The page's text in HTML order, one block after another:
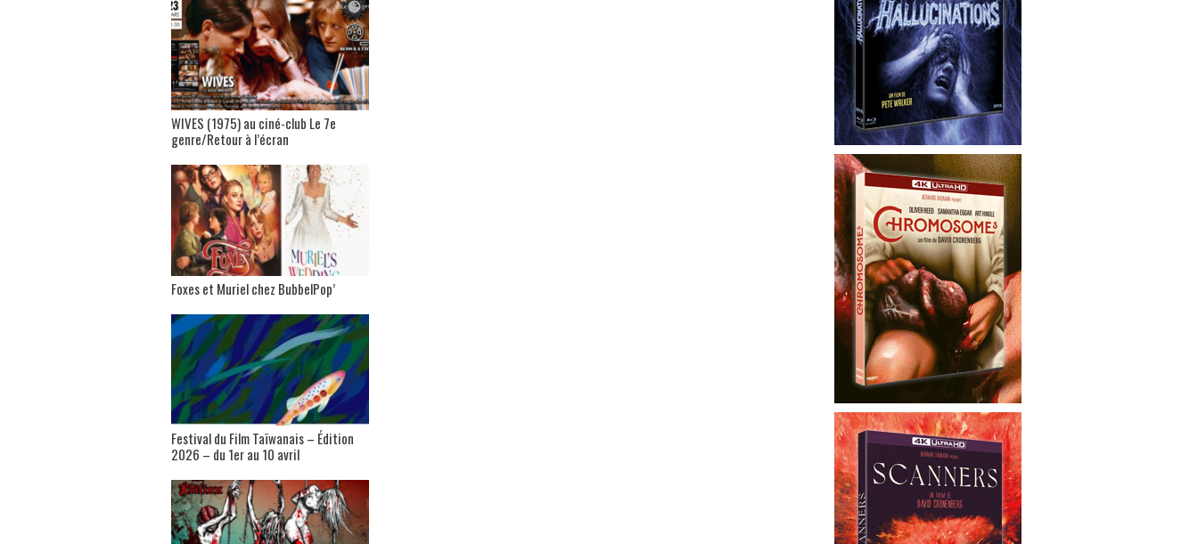
WIVES (1975) au ciné-club Le 7e
genre/Retour à l’écran
Foxes et Muriel chez BubbelPop’
Festival du Film Taïwanais – Édition
2026 – du 1er au 10 avril